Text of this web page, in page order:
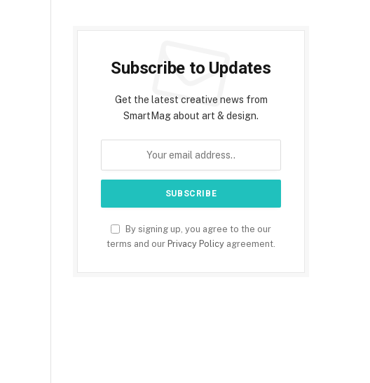
Subscribe to Updates
Get the latest creative news from
SmartMag about art & design.
By signing up, you agree to the our
terms and our Privacy Policy agreement.